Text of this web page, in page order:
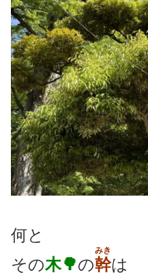
何と
その木🌳の幹
みき
は